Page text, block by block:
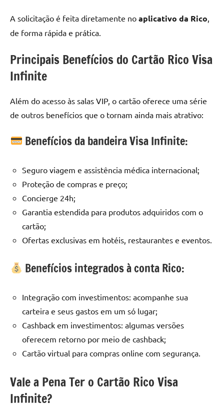
A solicitação é feita diretamente no aplicativo da Rico,
de forma rápida e prática.
Principais Benefícios do Cartão Rico Visa
Infinite
Além do acesso às salas VIP, o cartão oferece uma série
de outros benefícios que o tornam ainda mais atrativo:
Benefícios da bandeira Visa Infinite:
Seguro viagem e assistência médica internacional;
Proteção de compras e preço;
Concierge 24h;
Garantia estendida para produtos adquiridos com o
cartão;
Ofertas exclusivas em hotéis, restaurantes e eventos.
Benefícios integrados à conta Rico:
Integração com investimentos: acompanhe sua
carteira e seus gastos em um só lugar;
Cashback em investimentos: algumas versões
oferecem retorno por meio de cashback;
Cartão virtual para compras online com segurança.
Vale a Pena Ter o Cartão Rico Visa
Infinite?